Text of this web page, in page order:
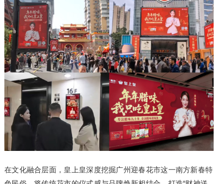
在文化融合层面，皇上皇深度挖掘广州迎春花市这一南方新春特